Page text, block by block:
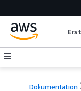
Dokumentation